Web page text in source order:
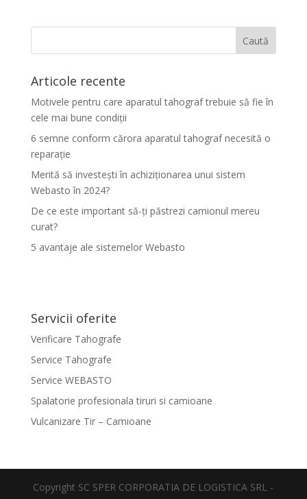
Articole recente
Motivele pentru care aparatul tahograf trebuie să fie în
cele mai bune condiții
6 semne conform cărora aparatul tahograf necesită o
reparație
Merită să investești în achiziționarea unui sistem
Webasto în 2024?
De ce este important să-ți păstrezi camionul mereu
curat?
5 avantaje ale sistemelor Webasto
Servicii oferite
Verificare Tahografe
Service Tahografe
Service WEBASTO
Spalatorie profesionala tiruri si camioane
Vulcanizare Tir – Camioane
Copyright SC SPER CORPORATIA DE LOGISTICA SRL -